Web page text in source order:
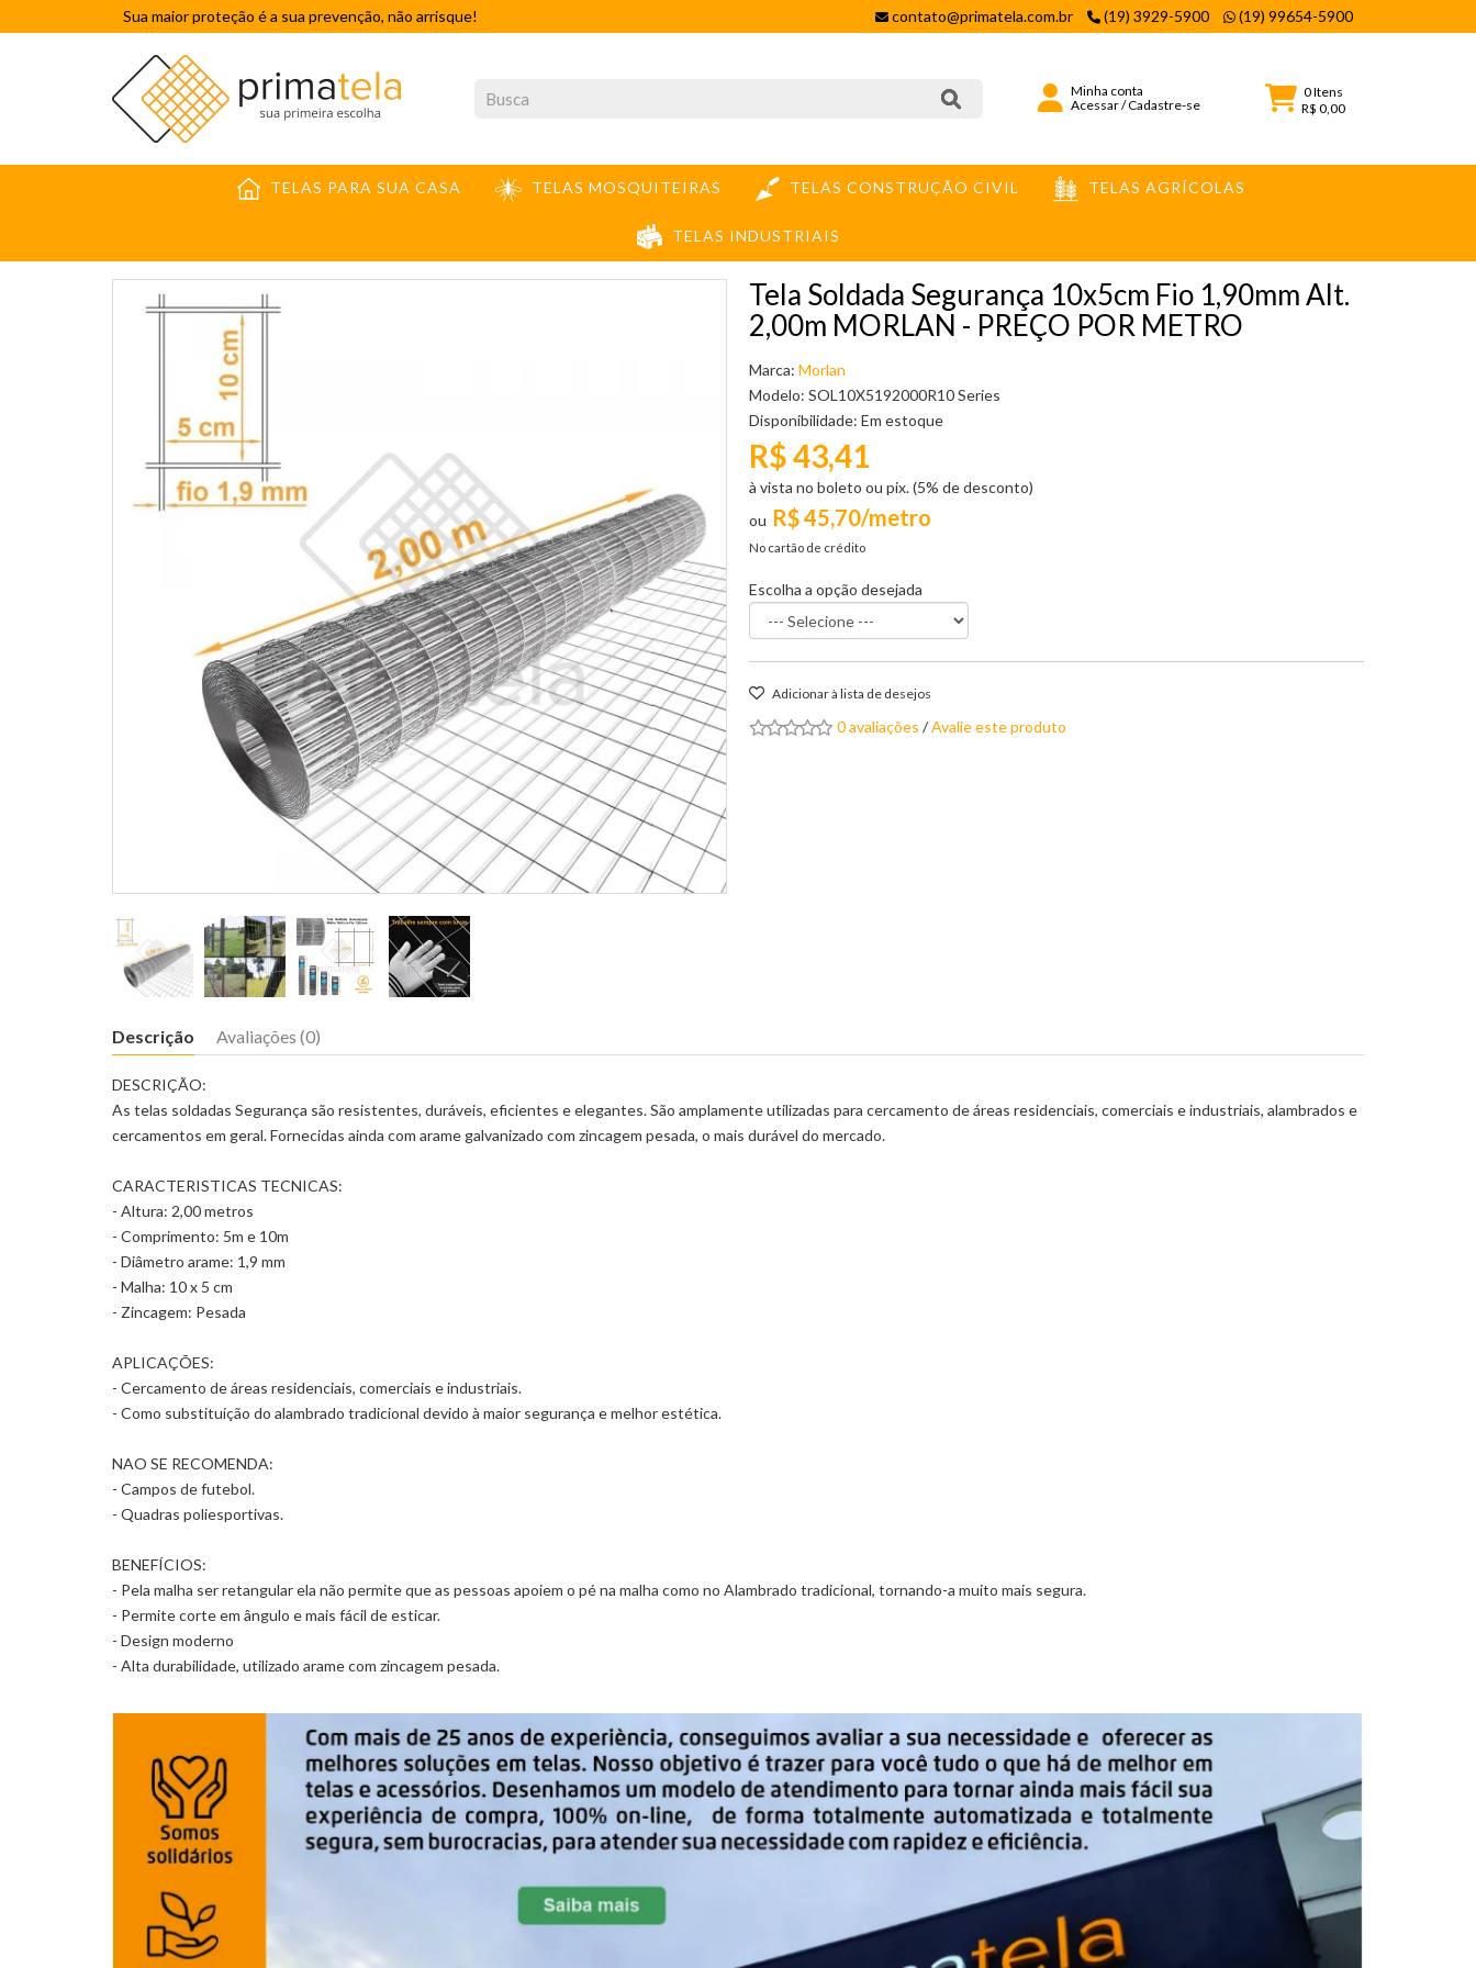
Sua maior proteção é a sua prevenção, não arrisque! contato@primatela.com.br (19) 3929-5900 (19) 99654-5900
Minha conta
Acessar/Cadastre-se
0Itens
R$ 0,00
TELAS PARA SUA CASA TELAS MOSQUITEIRAS TELAS CONSTRUÇÃO CIVIL TELAS AGRÍCOLAS
TELAS INDUSTRIAIS
TELA SOLDADA SEGURANÇA 10X5CM FIO 1,90MM ALT. 2,00M MORLAN - PREÇO POR METRO
Tela Soldada Segurança 10x5cm Fio 1,90mm Alt.
2,00m MORLAN - PREÇO POR METRO
Marca: Morlan
Modelo: SOL10X5192000R10 Series
Disponibilidade: Em estoque
R$ 45,70/metro
No cartão de crédito
R$ 43,41
à vista no boleto ou pix. (5% de desconto)
Escolha a opção desejada
Adicionar à lista de desejos
0 avaliações /Avalie este produto
Descrição Avaliações (0)
DESCRIÇÃO:
As telas soldadas Segurança são resistentes, duráveis, eficientes e elegantes. São amplamente utilizadas para cercamento de áreas residenciais, comerciais e industriais, alambrados e
cercamentos em geral. Fornecidas ainda com arame galvanizado com zincagem pesada, o mais durável do mercado.
CARACTERISTICAS TECNICAS:
- Altura: 2,00 metros
- Comprimento: 5m e 10m
- Diâmetro arame: 1,9 mm
- Malha: 10 x 5 cm
- Zincagem: Pesada
APLICAÇÕES:
- Cercamento de áreas residenciais, comerciais e industriais.
- Como substituição do alambrado tradicional devido à maior segurança e melhor estética.
NAO SE RECOMENDA:
- Campos de futebol.
- Quadras poliesportivas.
BENEFÍCIOS:
- Pela malha ser retangular ela não permite que as pessoas apoiem o pé na malha como no Alambrado tradicional, tornando-a muito mais segura.
- Permite corte em ângulo e mais fácil de esticar.
- Design moderno
- Alta durabilidade, utilizado arame com zincagem pesada.